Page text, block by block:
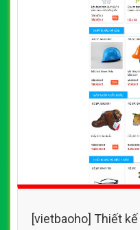
[vietbaoho] Thiết